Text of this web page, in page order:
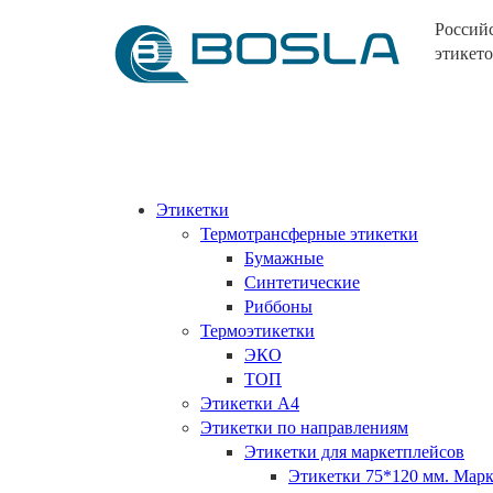
Этикетки
Термотрансферные этикетки
Бумажные
Синтетические
Риббоны
Термоэтикетки
ЭКО
ТОП
Этикетки А4
Этикетки по направлениям
Этикетки для маркетплейсов
Этикетки 75*120 мм.